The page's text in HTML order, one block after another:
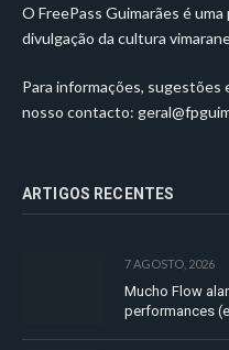
O FreePass Guimarães é
divulgação da cultura
Para informações, sugestões
nosso contacto:
ARTIGOS RECENTES
7 AGOSTO, 2026
Mucho Flow
performances